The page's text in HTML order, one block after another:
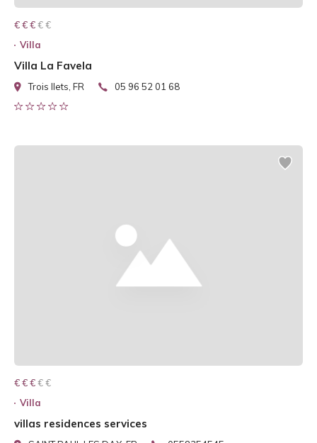
€ € € € €
€ € €
Villa
Villa La Favela
Trois Ilets, FR 05 96 52 01 68
€ € € € €
€ € €
Villa
villas residences services